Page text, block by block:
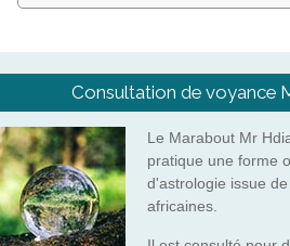
Consultation de voyance
Le Marabout Mr
pratique une forme
d'astrologie issue
africaines.